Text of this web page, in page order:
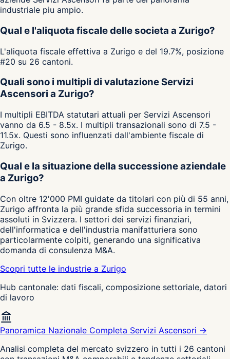
industriale piu ampio.
Qual e l'aliquota fiscale delle societa a Zurigo?
L'aliquota fiscale effettiva a Zurigo e del 19.7%, posizione
#20 su 26 cantoni.
Quali sono i multipli di valutazione Servizi
Ascensori a Zurigo?
I multipli EBITDA statutari attuali per Servizi Ascensori
vanno da 6.5 - 8.5x. I multipli transazionali sono di 7.5 -
11.5x. Questi sono influenzati dall'ambiente fiscale di
Zurigo.
Qual e la situazione della successione aziendale
a Zurigo?
Con oltre 12'000 PMI guidate da titolari con più di 55 anni,
Zurigo affronta la più grande sfida successoria in termini
assoluti in Svizzera. I settori dei servizi finanziari,
dell'informatica e dell'industria manifatturiera sono
particolarmente colpiti, generando una significativa
domanda di consulenza M&A.
Scopri tutte le industrie a Zurigo
Hub cantonale: dati fiscali, composizione settoriale, datori
di lavoro
Panoramica Nazionale Completa Servizi Ascensori →
Analisi completa del mercato svizzero in tutti i 26 cantoni